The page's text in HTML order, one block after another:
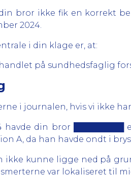
bror ikke fik en korrekt
2024.
i din klage er, at:
på sundhedsfaglig
i journalen, hvis vi ikke
havde din bror
A, da han havde ondt i
ikke kunne ligge ned på
smerterne var lokaliseret til